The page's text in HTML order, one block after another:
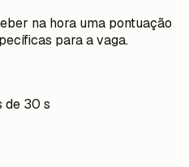
na hora uma pontuação
para a vaga.
de 30 s